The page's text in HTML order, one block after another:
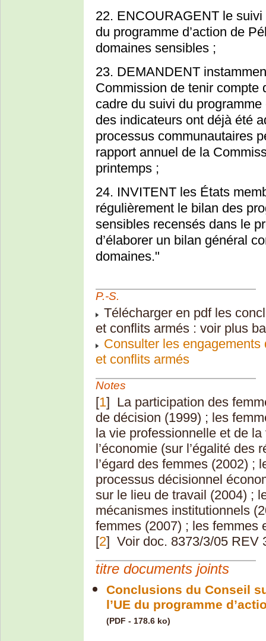
22. ENCOURAGENT le
du programme d’action de
domaines sensibles ;
23. DEMANDENT
Commission de tenir compte
cadre du suivi du
des indicateurs ont déjà été
processus communautaires
rapport annuel de la
printemps ;
24. INVITENT les États
régulièrement le bilan des
sensibles recensés dans le
d’élaborer un bilan général
domaines."
P.-S.
Télécharger en pdf les
et conflits armés : voir plus
Consulter les
et conflits armés
Notes
[1] La participation des
de décision (1999) ; les
la vie professionnelle et de
l’économie (sur l’égalité des
l’égard des femmes (2002) ;
processus décisionnel
sur le lieu de travail (2004) ;
mécanismes institutionnels
femmes (2007) ; les femmes
[2] Voir doc. 8373/3/05 REV
titre documents joints
Conclusions du Conseil
l’UE du programme
(PDF - 178.6 ko)